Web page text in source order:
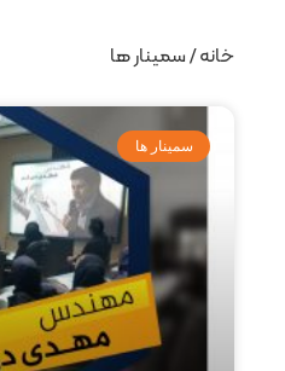
خانه/ سمینار ها
سمینار ها